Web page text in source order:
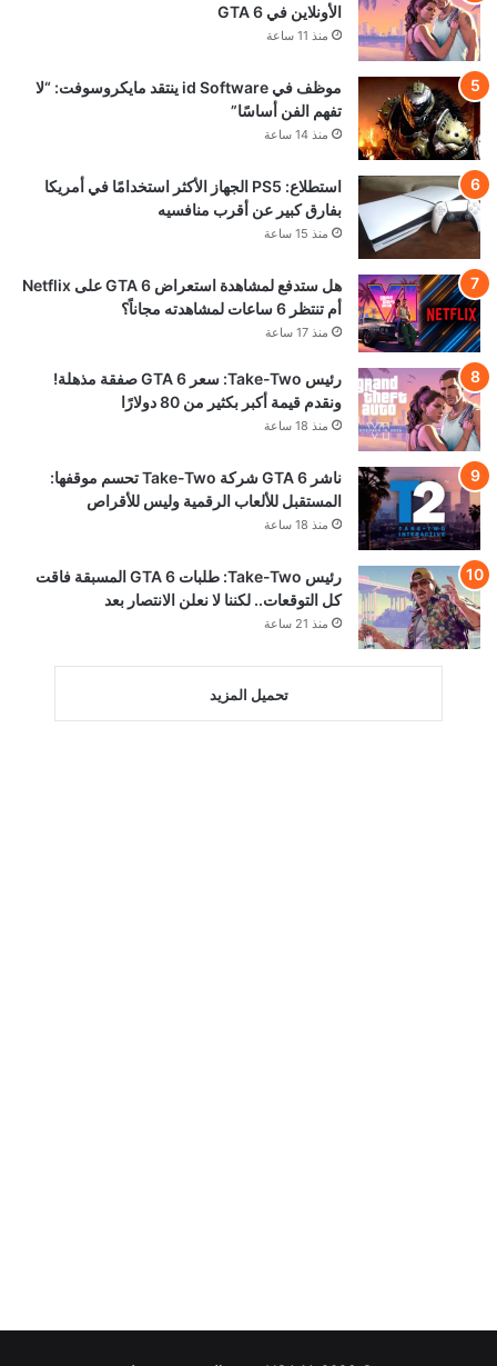
الأونلاين في GTA 6
منذ 11 ساعة
موظف في id Software ينتقد مايكروسوفت: “لا
تفهم الفن أساسًا”
منذ 14 ساعة
استطلاع: PS5 الجهاز الأكثر استخدامًا في أمريكا
بفارق كبير عن أقرب منافسيه
منذ 15 ساعة
هل ستدفع لمشاهدة استعراض GTA 6 على Netflix
أم تنتظر 6 ساعات لمشاهدته مجاناً؟
منذ 17 ساعة
رئيس Take-Two: سعر GTA 6 صفقة مذهلة!
ونقدم قيمة أكبر بكثير من 80 دولارًا
منذ 18 ساعة
ناشر GTA 6 شركة Take-Two تحسم موقفها:
المستقبل للألعاب الرقمية وليس للأقراص
منذ 18 ساعة
رئيس Take-Two: طلبات GTA 6 المسبقة فاقت
كل التوقعات.. لكننا لا نعلن الانتصار بعد
منذ 21 ساعة
تحميل المزيد